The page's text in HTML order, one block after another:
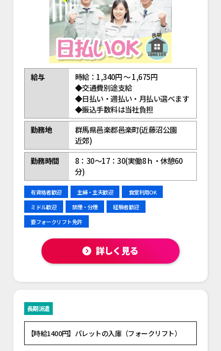
給与
時給：1,340円 ～ 1,675円
◆交通費別途支給
◆日払い・週払い・月払い選べます
◆振込手数料は当社負担
勤務地
群馬県邑楽郡邑楽町(近藤沼公園
近郊)
勤務時間
8：30～17：30(実働8ｈ・休憩60
分)
有資格者歓迎 主婦・主夫歓迎
食堂利用OK
ミドル歓迎
禁煙・分煙
経験者歓迎
要フォークリフト免許
詳しく見る
長期派遣
【時給1400円】パレットの入庫（フォークリフト）